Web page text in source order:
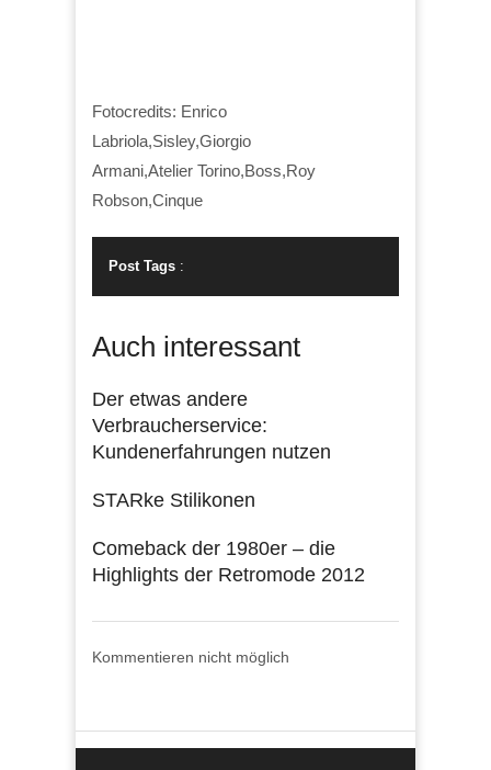
Fotocredits: Enrico
Labriola,Sisley,Giorgio
Armani,Atelier Torino,Boss,Roy
Robson,Cinque
Post Tags :
Auch interessant
Der etwas andere
Verbraucherservice:
Kundenerfahrungen nutzen
STARke Stilikonen
Comeback der 1980er – die
Highlights der Retromode 2012
Kommentieren nicht möglich